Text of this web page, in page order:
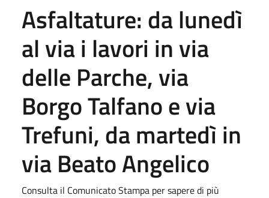
Asfaltature: da lunedì
al via i lavori in via
delle Parche, via
Borgo Talfano e via
Trefuni, da martedì in
via Beato Angelico
Consulta il Comunicato Stampa per sapere di più